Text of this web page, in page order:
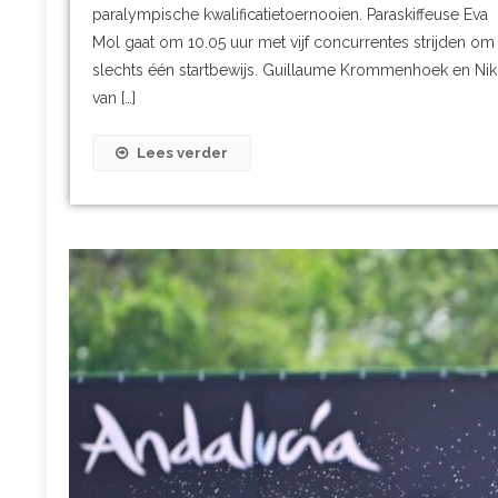
paralympische kwalificatietoernooien. Paraskiffeuse Eva
Mol gaat om 10.05 uur met vijf concurrentes strijden om
slechts één startbewijs. Guillaume Krommenhoek en
van […]
Lees verder